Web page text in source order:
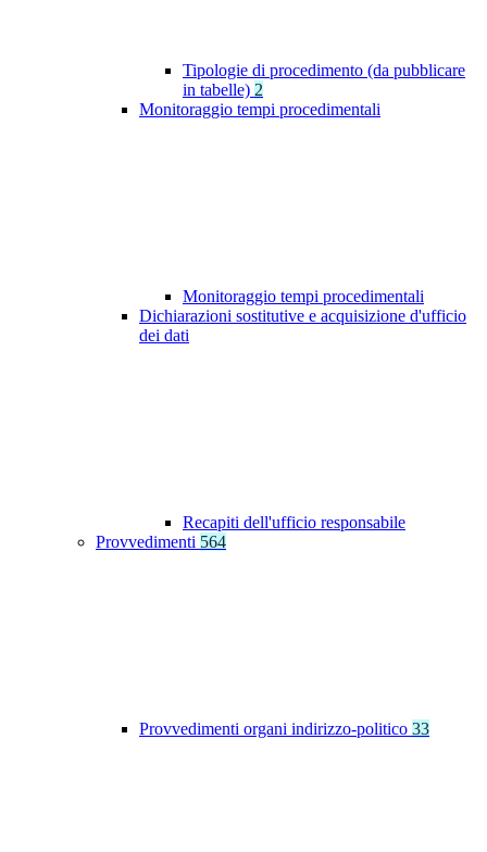
Tipologie di procedimento (da pubblicare
in tabelle) 2
Monitoraggio tempi procedimentali
Monitoraggio tempi procedimentali
Dichiarazioni sostitutive e acquisizione d'ufficio
dei dati
Recapiti dell'ufficio responsabile
Provvedimenti 564
Provvedimenti organi indirizzo-politico 33